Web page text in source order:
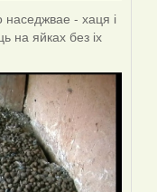
наседжвае - хаця і
на яйках без іх